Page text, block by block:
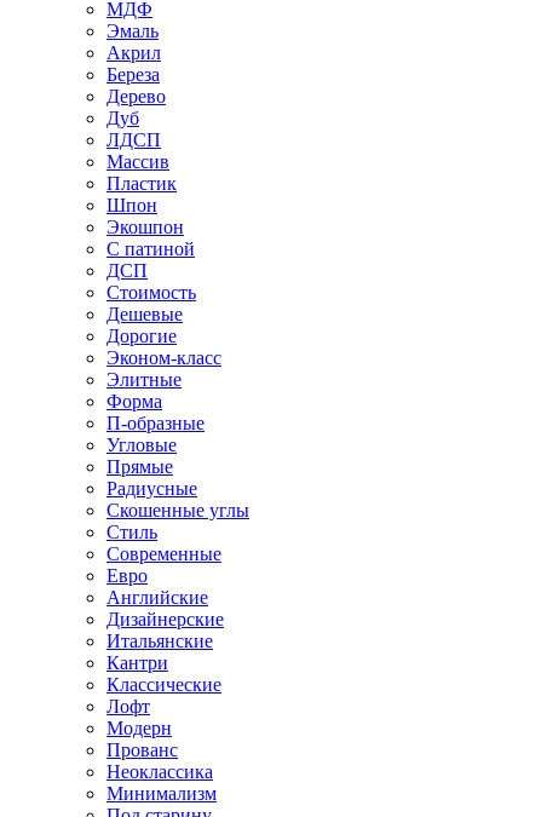
МДФ
Эмаль
Акрил
Береза
Дерево
Дуб
ЛДСП
Массив
Пластик
Шпон
Экошпон
С патиной
ДСП
Стоимость
Дешевые
Дорогие
Эконом-класс
Элитные
Форма
П-образные
Угловые
Прямые
Радиусные
Скошенные углы
Стиль
Современные
Евро
Английские
Дизайнерские
Итальянские
Кантри
Классические
Лофт
Модерн
Прованс
Неоклассика
Минимализм